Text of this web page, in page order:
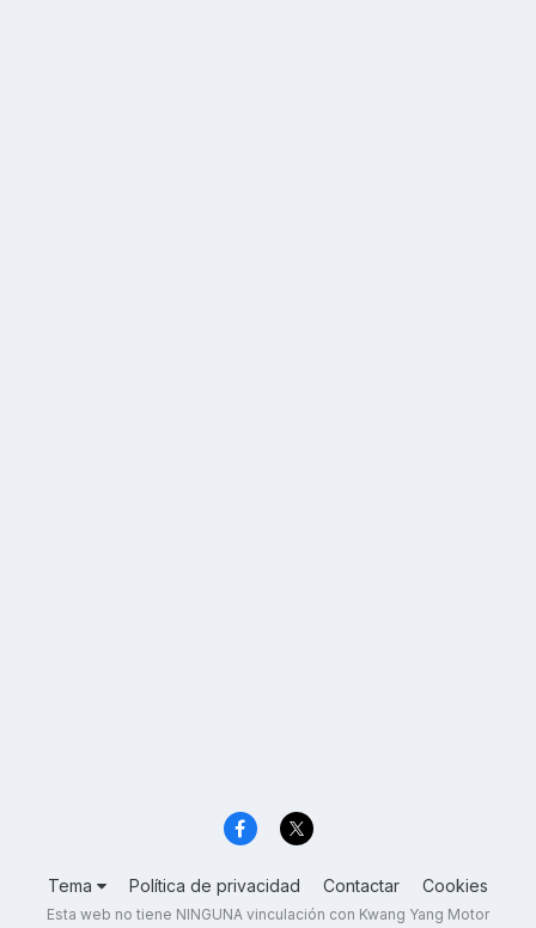
Tema Política de privacidad Contactar Cookies
Esta web no tiene NINGUNA vinculación con Kwang Yang Motor